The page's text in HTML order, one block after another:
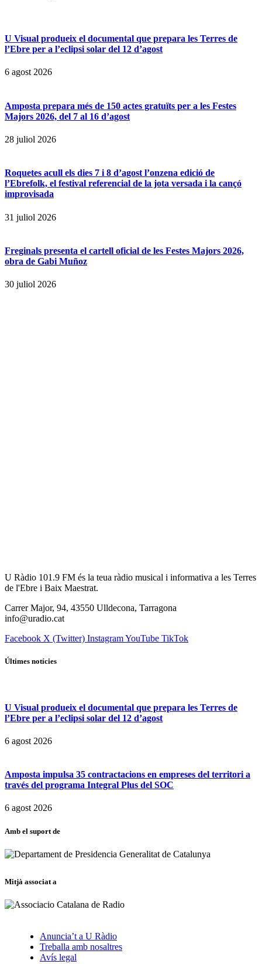
U Visual produeix el documental que prepara les Terres de
l’Ebre per a l’eclipsi solar del 12 d’agost
6 agost 2026
Amposta prepara més de 150 actes gratuïts per a les Festes
Majors 2026, del 7 al 16 d’agost
28 juliol 2026
Roquetes acull els dies 7 i 8 d’agost l’onzena edició de
l’Ebrefolk, el festival referencial de la jota versada i la cançó
improvisada
31 juliol 2026
Freginals presenta el cartell oficial de les Festes Majors 2026,
obra de Gabi Muñoz
30 juliol 2026
U Ràdio 101.9 FM és la teua ràdio musical i informativa a les Terres
de l'Ebre i Baix Maestrat.
Carrer Major, 94, 43550 Ulldecona, Tarragona
info@uradio.cat
Facebook X (Twitter) InstagramYouTube TikTok
Últimes notícies
U Visual produeix el documental que prepara les Terres de
l’Ebre per a l’eclipsi solar del 12 d’agost
6 agost 2026
Amposta impulsa 35 contractacions en empreses del territori a
través del programa Integral Plus del SOC
6 agost 2026
Amb el suport de
Mitjà associat a
Anuncia’t a U Ràdio
Treballa amb nosaltres
Avís legal